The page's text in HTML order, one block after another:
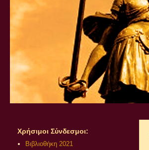
Χρήσιμοι Σύνδεσμοι:
Βιβλιοθήκη 2021